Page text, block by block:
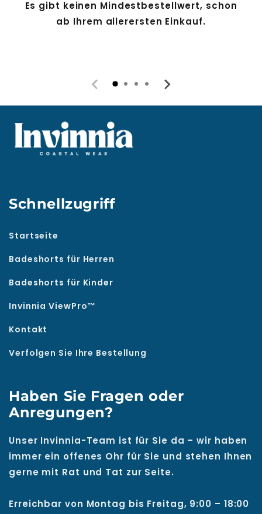
Es gibt keinen Mindestbestellwert, schon
ab Ihrem allerersten Einkauf.
Schnellzugriff
Startseite
Badeshorts für Herren
Badeshorts für Kinder
Invinnia ViewPro™
Kontakt
Verfolgen Sie Ihre Bestellung
Haben Sie Fragen oder
Anregungen?
Unser Invinnia-Team ist für Sie da – wir haben
immer ein offenes Ohr für Sie und stehen Ihnen
gerne mit Rat und Tat zur Seite.
Erreichbar von Montag bis Freitag, 9:00 – 18:00